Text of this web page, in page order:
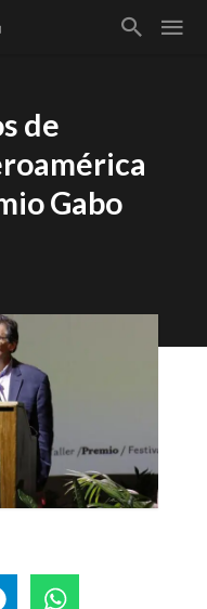
de
Gabo